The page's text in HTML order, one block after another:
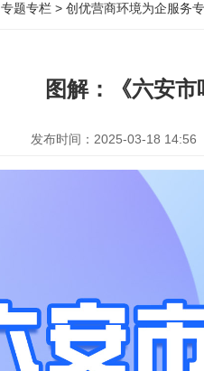
专题专栏 > 创优营商环境为企服务
图解：《六安
发布时间：2025-03-18 14:56